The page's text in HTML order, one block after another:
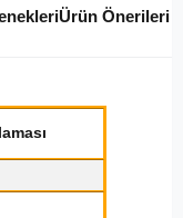
Ürün Önerileri